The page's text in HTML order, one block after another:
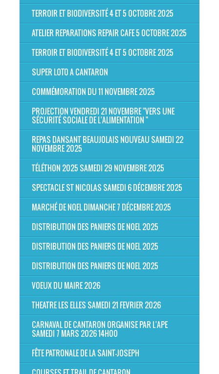
TERROIR ET BIODIVERSITÉ 4 ET 5 OCTOBRE 2025
ATELIER REPARATIONS REPAIR CAFE 5 OCTOBRE 2025
TERROIR ET BIODIVERSITÉ 4 ET 5 OCTOBRE 2025
SUPER LOTO A CANTARON
COMMÉMORATION DU 11 NOVEMBRE 2025
PROJECTION VENDREDI 21 NOVEMBRE "VERS UNE
SÉCURITÉ SOCIALE DE L'ALIMENTATION "
REPAS DANSANT BEAUJOLAIS NOUVEAU SAMEDI 22
NOVEMBRE 2025
TÉLÉTHON 2025 SAMEDI 29 NOVEMBRE 2025
SPECTACLE ST NICOLAS SAMEDI 6 DÉCEMBRE 2025
MARCHÉ DE NOEL DIMANCHE 7 DÉCEMBRE 2025
DISTRIBUTION DES PANIERS DE NOEL 2025
DISTRIBUTION DES PANIERS DE NOEL 2025
DISTRIBUTION DES PANIERS DE NOEL 2025
VOEUX DU MAIRE 2026
THEATRE LES ELLES SAMEDI 21 FEVRIER 2026
CARNAVAL DE CANTARON ORGANISE PAR L'APE
SAMEDI 7 MARS 2026 14H00
FÊTE PATRONALE DE LA SAINT-JOSEPH